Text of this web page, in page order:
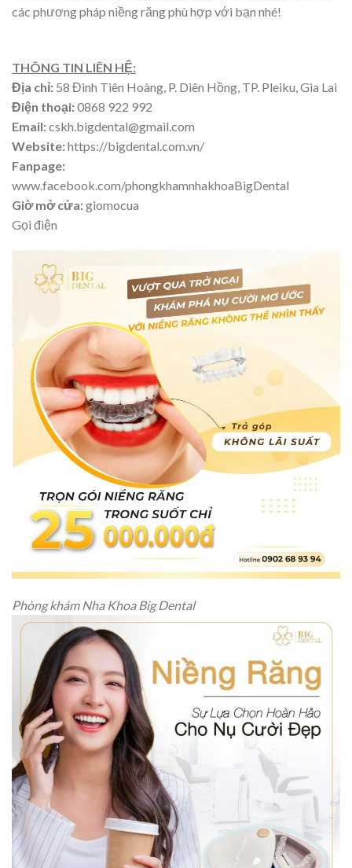
các phương pháp niềng răng phù hợp với bạn nhé!
THÔNG TIN LIÊN HỆ:
Địa chỉ: 58 Đinh Tiên Hoàng, P. Diên Hồng, TP. Pleiku, Gia Lai
Điện thoại:0868 922 992
Email:cskh.bigdental@gmail.com
Website:https://bigdental.com.vn/
Fanpage:
www.facebook.com/phongkhamnhakhoaBigDental
Giờ mở cửa:giomocua
Gọi điện
Phòng khám Nha Khoa Big Dental